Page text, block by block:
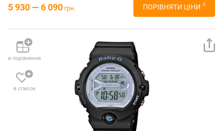
5 930 — 6 090 грн. ПОРІВНЯТИ ЦІНИ 4
в порівняння
в список